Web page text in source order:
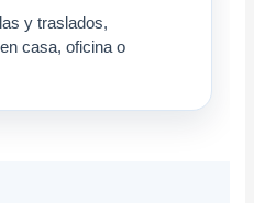
y traslados,
casa, oficina o